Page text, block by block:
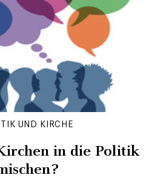
UND KIRCHE
in die Politik